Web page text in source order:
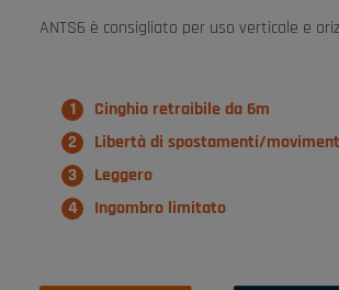
ANTS6 è consigliato per uso verticale e
Cinghia retraibile da 6m
Libertà di spostamenti/
Leggero
Ingombro limitato